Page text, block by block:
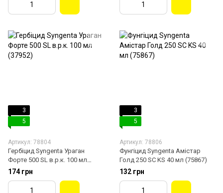
3
5
Артикул: 78804
Гербіцид Syngenta Ураган
Форте 500 SL в.р.к. 100 мл
(37952)
174 грн
3
5
Артикул: 78806
Фунгіцид Syngenta Амістар
Голд 250 SC KS 40 мл (75867)
132 грн